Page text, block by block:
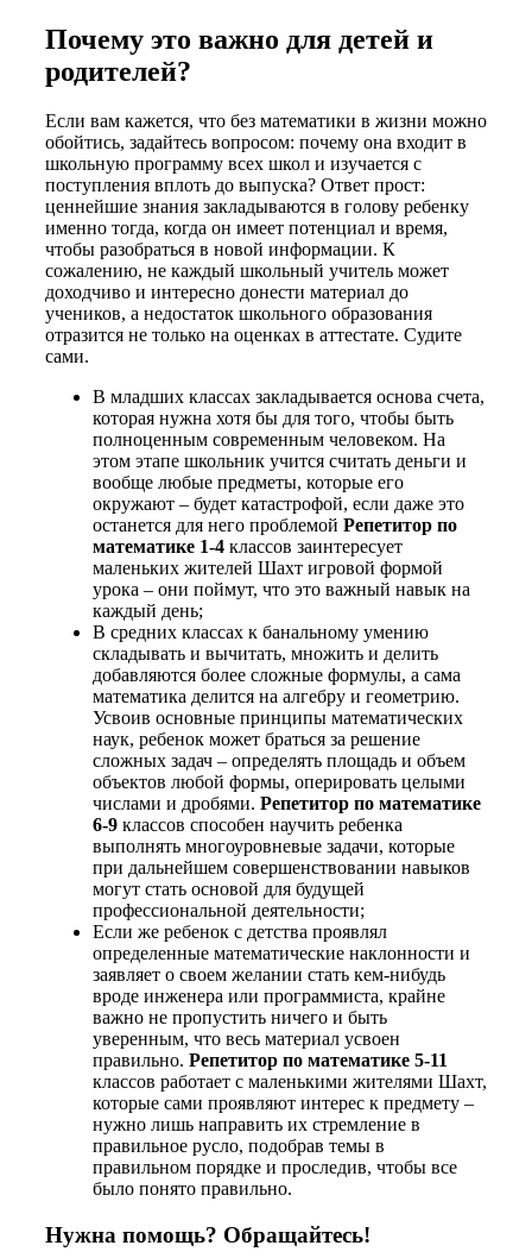
Почему это важно для детей и
родителей?
Если вам кажется, что без математики в жизни можно
обойтись, задайтесь вопросом: почему она входит в
школьную программу всех школ и изучается с
поступления вплоть до выпуска? Ответ прост:
ценнейшие знания закладываются в голову ребенку
именно тогда, когда он имеет потенциал и время,
чтобы разобраться в новой информации. К
сожалению, не каждый школьный учитель может
доходчиво и интересно донести материал до
учеников, а недостаток школьного образования
отразится не только на оценках в аттестате. Судите
сами.
В младших классах закладывается основа счета,
которая нужна хотя бы для того, чтобы быть
полноценным современным человеком. На
этом этапе школьник учится считать деньги и
вообще любые предметы, которые его
окружают – будет катастрофой, если даже это
останется для него проблемой Репетитор по
математике 1-4 классов заинтересует
маленьких жителей Шахт игровой формой
урока – они поймут, что это важный навык на
каждый день;
В средних классах к банальному умению
складывать и вычитать, множить и делить
добавляются более сложные формулы, а сама
математика делится на алгебру и геометрию.
Усвоив основные принципы математических
наук, ребенок может браться за решение
сложных задач – определять площадь и объем
объектов любой формы, оперировать целыми
числами и дробями. Репетитор по математике
6-9 классов способен научить ребенка
выполнять многоуровневые задачи, которые
при дальнейшем совершенствовании навыков
могут стать основой для будущей
профессиональной деятельности;
Если же ребенок с детства проявлял
определенные математические наклонности и
заявляет о своем желании стать кем-нибудь
вроде инженера или программиста, крайне
важно не пропустить ничего и быть
уверенным, что весь материал усвоен
правильно. Репетитор по математике 5-11
классов работает с маленькими жителями Шахт,
которые сами проявляют интерес к предмету –
нужно лишь направить их стремление в
правильное русло, подобрав темы в
правильном порядке и проследив, чтобы все
было понято правильно.
Нужна помощь? Обращайтесь!